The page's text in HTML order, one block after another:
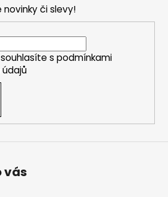
či slevy!
s podmínkami
vás